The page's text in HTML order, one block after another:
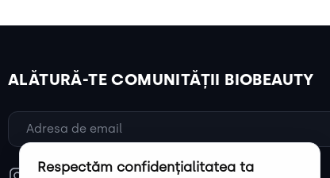
ALĂTURĂ-TE COMUNITĂȚII BIOBEAUTY
Respectăm confidențialitatea ta